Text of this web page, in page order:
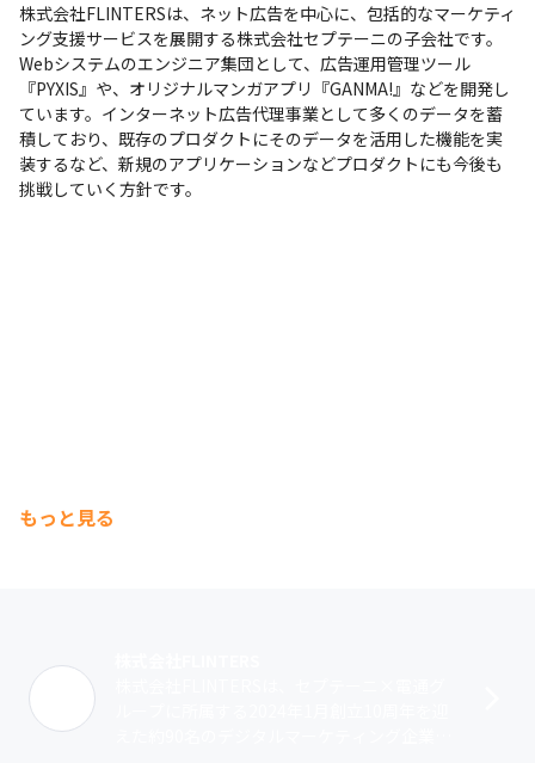
株式会社FLINTERSは、ネット広告を中心に、包括的なマーケティ
ング支援サービスを展開する株式会社セプテーニの子会社です。
Webシステムのエンジニア集団として、広告運用管理ツール
『PYXIS』や、オリジナルマンガアプリ『GANMA!』などを開発し
ています。インターネット広告代理事業として多くのデータを蓄
積しており、既存のプロダクトにそのデータを活用した機能を実
装するなど、新規のアプリケーションなどプロダクトにも今後も
挑戦していく方針です。
もっと見る